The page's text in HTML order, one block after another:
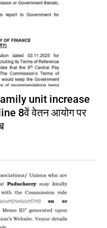
unit increase
8वें वेतन आयोग पर